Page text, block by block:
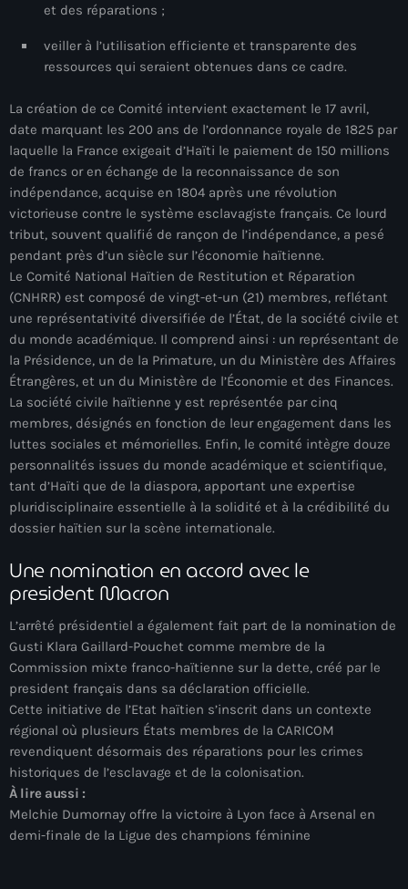
août 2024
juillet 2024
mai 2024
Catégories
: Internet Haiti
‘Pwogram Biden
“Viv Ansanm”
#freecarel
#HPK
#KPK
#NouBoukeTann
#NouPaKaTannAnkò
1804 Renaissance
2024 election
2024 Elections
2024 Paris Olympics
2024 summer olympics
2025 Elections
2026 World Cup Qualifiers
et des réparations ;
veiller à l’utilisation efficiente et transparente des
ressources qui seraient obtenues dans ce cadre.
La création de ce Comité intervient exactement le 17 avril,
date marquant les 200 ans de l’ordonnance royale de 1825 par
laquelle la France exigeait d’Haïti le paiement de 150 millions
de francs or en échange de la reconnaissance de son
indépendance, acquise en 1804 après une révolution
victorieuse contre le système esclavagiste français. Ce lourd
tribut, souvent qualifié de rançon de l’indépendance, a pesé
pendant près d’un siècle sur l’économie haïtienne.
Le Comité National Haïtien de Restitution et Réparation
(CNHRR) est composé de vingt-et-un (21) membres, reflétant
une représentativité diversifiée de l’État, de la société civile et
du monde académique. Il comprend ainsi : un représentant de
la Présidence, un de la Primature, un du Ministère des Affaires
Étrangères, et un du Ministère de l’Économie et des Finances.
La société civile haïtienne y est représentée par cinq
membres, désignés en fonction de leur engagement dans les
luttes sociales et mémorielles. Enfin, le comité intègre douze
personnalités issues du monde académique et scientifique,
tant d’Haïti que de la diaspora, apportant une expertise
pluridisciplinaire essentielle à la solidité et à la crédibilité du
dossier haïtien sur la scène internationale.
Une nomination en accord avec le
president Macron
L’arrêté présidentiel a également fait part de la nomination de
Gusti Klara Gaillard-Pouchet comme membre de la
Commission mixte franco-haïtienne sur la dette, créé par le
president français dans sa déclaration officielle.
Cette initiative de l’Etat haïtien s’inscrit dans un contexte
régional où plusieurs États membres de la CARICOM
revendiquent désormais des réparations pour les crimes
historiques de l’esclavage et de la colonisation.
À lire aussi :
Melchie Dumornay offre la victoire à Lyon face à Arsenal en
demi-finale de la Ligue des champions féminine